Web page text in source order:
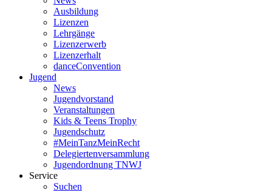
Ausbildung
Lizenzen
Lehrgänge
Lizenzerwerb
Lizenzerhalt
danceConvention
Jugend
News
Jugendvorstand
Veranstaltungen
Kids & Teens Trophy
Jugendschutz
#MeinTanzMeinRecht
Delegiertenversammlung
Jugendordnung TNWJ
Service
Suchen